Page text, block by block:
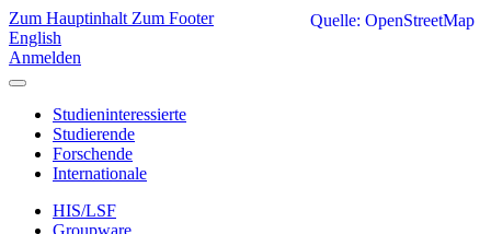
Zum Hauptinhalt Zum Footer
English
Anmelden
Studieninteressierte
Studierende
Forschende
Internationale
HIS/LSF
Groupware
Quelle: OpenStreetMap